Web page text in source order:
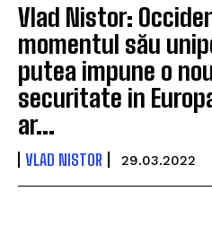
Vlad Nistor:
momentul său
putea impune o
securitate in
ar...
VLAD NISTOR 29.03.2022